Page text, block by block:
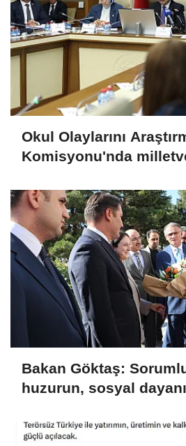
Okul Olaylarını
Komisyonu'nda
Bakan Göktaş:
huzurun, sosyal